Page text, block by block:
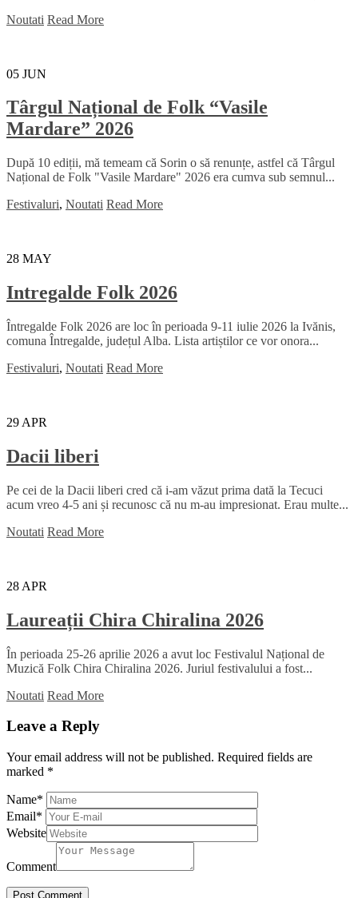
Noutati Read More
05 JUN
Târgul Național de Folk “Vasile
Mardare” 2026
După 10 ediții, mă temeam că Sorin o să renunțe, astfel că Târgul
Național de Folk "Vasile Mardare" 2026 era cumva sub semnul...
Festivaluri, Noutati Read More
28 MAY
Intregalde Folk 2026
Întregalde Folk 2026 are loc în perioada 9-11 iulie 2026 la Ivănis,
comuna Întregalde, județul Alba. Lista artiștilor ce vor onora...
Festivaluri, Noutati Read More
29 APR
Dacii liberi
Pe cei de la Dacii liberi cred că i-am văzut prima dată la Tecuci
acum vreo 4-5 ani și recunosc că nu m-au impresionat. Erau multe...
Noutati Read More
28 APR
Laureații Chira Chiralina 2026
În perioada 25-26 aprilie 2026 a avut loc Festivalul Național de
Muzică Folk Chira Chiralina 2026. Juriul festivalului a fost...
Noutati Read More
Leave a Reply
Your email address will not be published. Required fields are
marked *
Name*
Email*
Website
Comment